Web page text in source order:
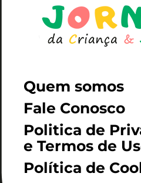
Quem somos
Fale Conosco
Politica de
e Termos de
Política de